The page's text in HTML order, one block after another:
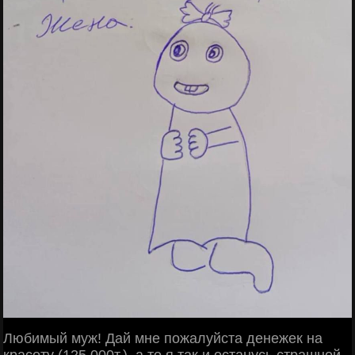
Любимый муж! Дай мне пожалуйста денежек на